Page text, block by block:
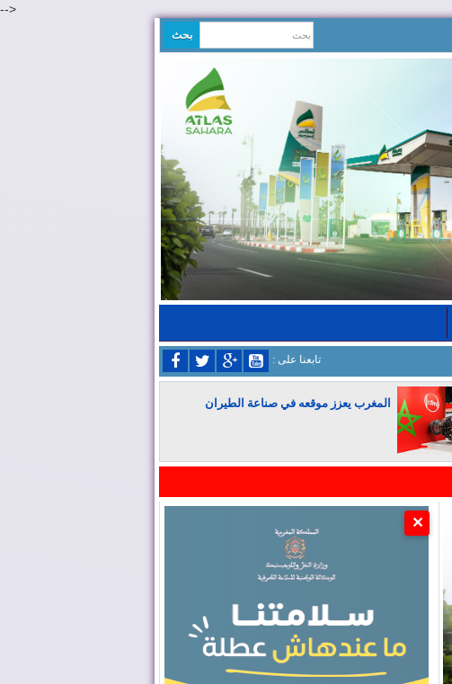
-->
: تابعنا على
المغرب يعزز موقعه في صناعة الطيران
✕